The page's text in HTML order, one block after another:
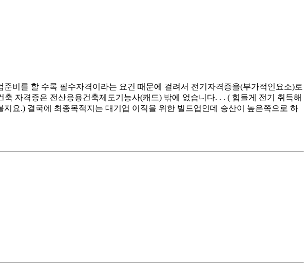
비를 할 수록 필수자격이라는 요건 때문에 걸려서 전기자격증을(부가적인요소)로
자격증은 전산응용건축제도기능사(캐드) 밖에 없습니다. . . ( 힘들게 전기 취득해
요.) 결국에 최종목적지는 대기업 이직을 위한 빌드업인데 승산이 높은쪽으로 하